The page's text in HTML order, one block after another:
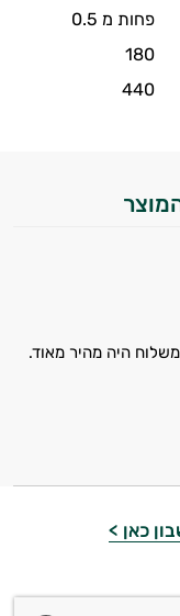
פחות מ 0.5
180
440
היה מהיר מאוד.
כאן >
קליניים
הטבעית
למטרות
רכיבים
היום